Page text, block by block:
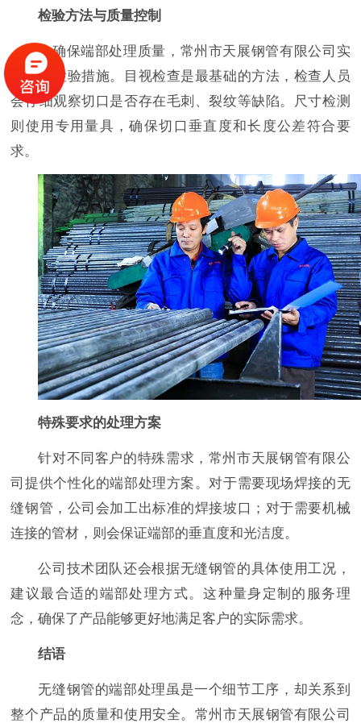
检验方法与质量控制
为确保端部处理质量，常州市天展钢管有限公司实
施多重检验措施。目视检查是最基础的方法，检查人员
会仔细观察切口是否存在毛刺、裂纹等缺陷。尺寸检测
则使用专用量具，确保切口垂直度和长度公差符合要
求。
特殊要求的处理方案
针对不同客户的特殊需求，常州市天展钢管有限公
司提供个性化的端部处理方案。对于需要现场焊接的无
缝钢管，公司会加工出标准的焊接坡口；对于需要机械
连接的管材，则会保证端部的垂直度和光洁度。
公司技术团队还会根据无缝钢管的具体使用工况，
建议最合适的端部处理方式。这种量身定制的服务理
念，确保了产品能够更好地满足客户的实际需求。
结语
无缝钢管的端部处理虽是一个细节工序，却关系到
整个产品的质量和使用安全。常州市天展钢管有限公司